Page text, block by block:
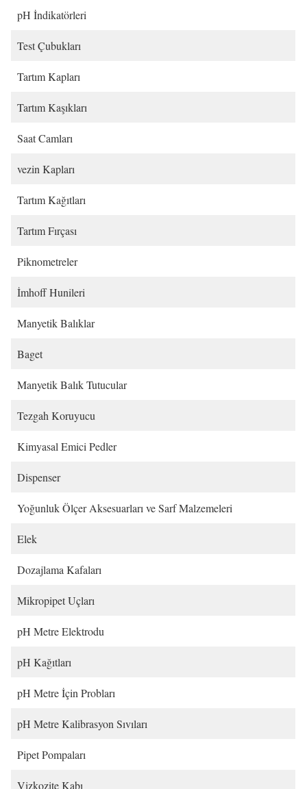
pH İndikatörleri
Test Çubukları
Tartım Kapları
Tartım Kaşıkları
Saat Camları
vezin Kapları
Tartım Kağıtları
Tartım Fırçası
Piknometreler
İmhoff Hunileri
Manyetik Balıklar
Baget
Manyetik Balık Tutucular
Tezgah Koruyucu
Kimyasal Emici Pedler
Dispenser
Yoğunluk Ölçer Aksesuarları ve Sarf Malzemeleri
Elek
Dozajlama Kafaları
Mikropipet Uçları
pH Metre Elektrodu
pH Kağıtları
pH Metre İçin Probları
pH Metre Kalibrasyon Sıvıları
Pipet Pompaları
Vizkozite Kabı